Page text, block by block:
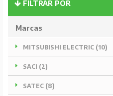
FILTRAR POR
Marcas
MITSUBISHI ELECTRIC (10)
SACI (2)
SATEC (8)